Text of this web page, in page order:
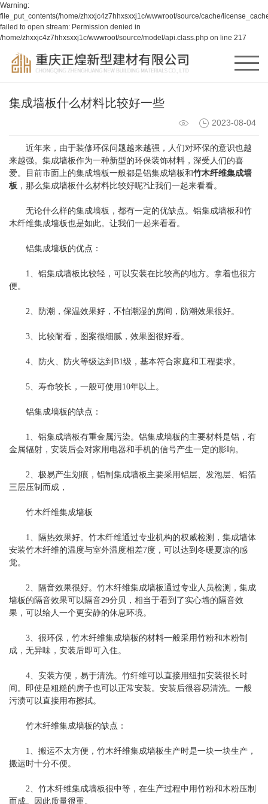
Warning:
file_put_contents(/home/zhxxjc4z7hhxsxxj1c/wwwroot/source/cache/
failed to open stream: Permission denied in
/home/zhxxjc4z7hhxsxxj1c/wwwroot/source/model/api.class.php on line 217
集成墙板什么材料比较好一些
2023-08-04
近年来，由于装修环保问题越来越强，人们对环保的意识也越
来越强。集成墙板作为一种新型的环保装饰材料，深受人们的喜
爱。目前市面上的集成墙板一般都是铝集成墙板和竹木纤维集成墙
板 ，那么集成墙板什么材料比较好呢?让我们一起来看看。
无论什么样的集成墙板，都有一定的优缺点。铝集成墙板和竹
木纤维集成墙板也是如此。让我们一起来看看。
铝集成墙板的优点：
1、铝集成墙板比较轻，可以安装在比较高的地方。拿着也很方
便。
2、防潮，保温效果好，不怕潮湿的房间，防潮效果很好。
3、比较耐看，图案很细腻，效果图很好看。
4、防火、防火等级达到B1级，基本符合家庭和工程要求。
5、寿命较长，一般可使用10年以上。
铝集成墙板的缺点：
1、铝集成墙板有重金属污染。铝集成墙板的主要材料是铝，有
金属辐射，安装后会对家用电器和手机的信号产生一定的影响。
2、极易产生划痕，铝制集成墙板主要采用铝层、发泡层、铝箔
三层压制而成，
竹木纤维集成墙板
1、隔热效果好。竹木纤维通过专业机构的权威检测，集成墙体
安装竹木纤维的温度与室外温度相差7度，可以达到冬暖夏凉的感
觉。
2、隔音效果很好。竹木纤维集成墙板通过专业人员检测，集成
墙板的隔音效果可以隔音29分贝，相当于看到了实心墙的隔音效
果，可以给人一个更安静的休息环境。
3、很环保，竹木纤维集成墙板的材料一般采用竹粉和木粉制
成，无异味，安装后即可入住。
4、安装方便，易于清洗。竹纤维可以直接用纽扣安装很长时
间。即使是粗糙的房子也可以正常安装。安装后很容易清洗。一般
污渍可以直接用布擦拭。
竹木纤维集成墙板的缺点：
1、搬运不太方便，竹木纤维集成墙板生产时是一块一块生产，
搬运时十分不便。
2、竹木纤维集成墙板很中等，在生产过程中用竹粉和木粉压制
而成。因此质量很重。